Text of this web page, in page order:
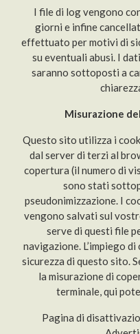
I file di log vengono
giorni e infine
effettuato per motivi di
su eventuali abusi. I
saranno sottoposti a
Misurazione
Questo sito utilizza i
dal server di terzi al
copertura (il numero di
sono stati
pseudonimizzazione. I
vengono salvati sul
serve di questi file
navigazione. L’impiego
sicurezza di questo sito.
la misurazione di
terminale, qui
Pagina di